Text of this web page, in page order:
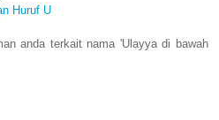
Huruf U
anda terkait nama 'Ulayya di bawah